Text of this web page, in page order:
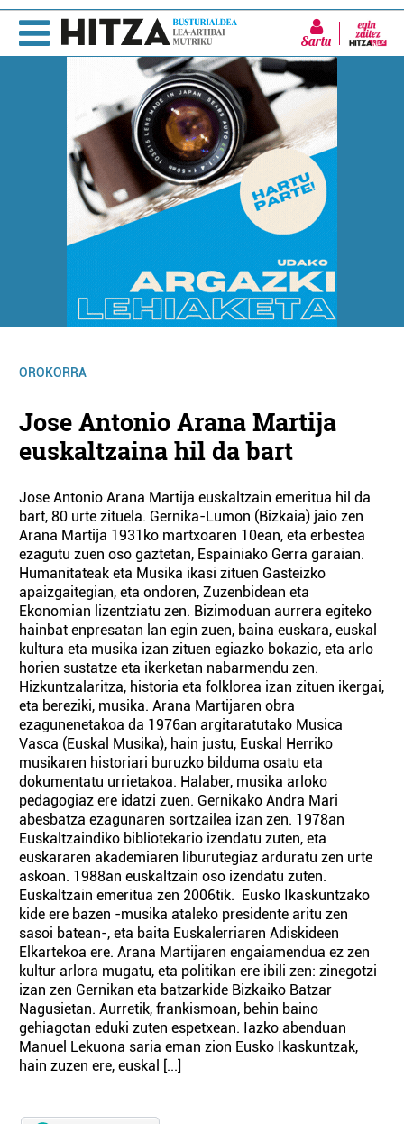
Sartu
OROKORRA
Jose Antonio Arana Martija
euskaltzaina hil da bart
Jose Antonio Arana Martija euskaltzain emeritua hil da
bart, 80 urte zituela. Gernika-Lumon (Bizkaia) jaio zen
Arana Martija 1931ko martxoaren 10ean, eta erbestea
ezagutu zuen oso gaztetan, Espainiako Gerra garaian.
Humanitateak eta Musika ikasi zituen Gasteizko
apaizgaitegian, eta ondoren, Zuzenbidean eta
Ekonomian lizentziatu zen. Bizimoduan aurrera egiteko
hainbat enpresatan lan egin zuen, baina euskara, euskal
kultura eta musika izan zituen egiazko bokazio, eta arlo
horien sustatze eta ikerketan nabarmendu zen.
Hizkuntzalaritza, historia eta folklorea izan zituen ikergai,
eta bereziki, musika. Arana Martijaren obra
ezagunenetakoa da 1976an argitaratutako Musica
Vasca (Euskal Musika), hain justu, Euskal Herriko
musikaren historiari buruzko bilduma osatu eta
dokumentatu urrietakoa. Halaber, musika arloko
pedagogiaz ere idatzi zuen. Gernikako Andra Mari
abesbatza ezagunaren sortzailea izan zen. 1978an
Euskaltzaindiko bibliotekario izendatu zuten, eta
euskararen akademiaren liburutegiaz arduratu zen urte
askoan. 1988an euskaltzain oso izendatu zuten.
Euskaltzain emeritua zen 2006tik. Eusko Ikaskuntzako
kide ere bazen -musika ataleko presidente aritu zen
sasoi batean-, eta baita Euskalerriaren Adiskideen
Elkartekoa ere. Arana Martijaren engaiamendua ez zen
kultur arlora mugatu, eta politikan ere ibili zen: zinegotzi
izan zen Gernikan eta batzarkide Bizkaiko Batzar
Nagusietan. Aurretik, frankismoan, behin baino
gehiagotan eduki zuten espetxean. Iazko abenduan
Manuel Lekuona saria eman zion Eusko Ikaskuntzak,
hain zuzen ere, euskal [...]